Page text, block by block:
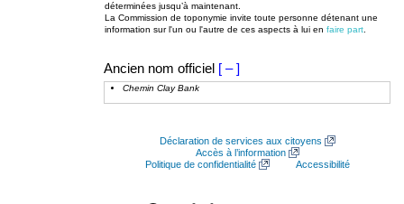
déterminées jusqu’à maintenant.
La Commission de toponymie invite toute personne détenant une
information sur l'un ou l'autre de ces aspects à lui en faire part
Ancien nom officiel [ – ]
Chemin Clay Bank
Déclaration de services aux citoyens
Accès à l’information
Politique de confidentialité
Accessibilité